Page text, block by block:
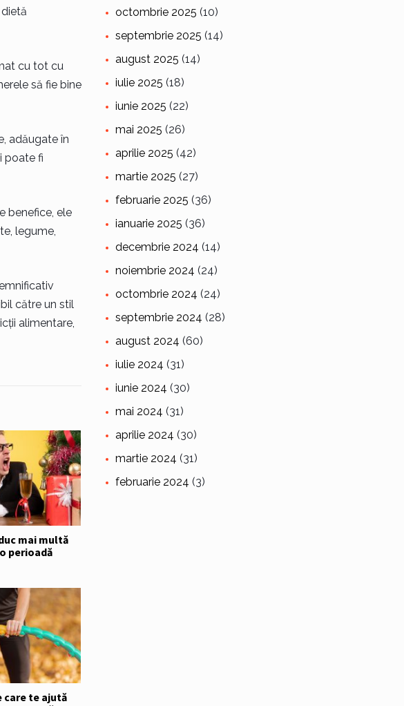
cu tot cu
să fie bine
adăugate în
poate fi
benefice, ele
legume,
către un stil
alimentare,
mai multă
perioadă
te ajută
octombrie 2025 (10)
septembrie 2025 (14)
august 2025 (14)
iulie 2025 (18)
iunie 2025 (22)
mai 2025 (26)
aprilie 2025 (42)
martie 2025 (27)
februarie 2025 (36)
ianuarie 2025 (36)
decembrie 2024 (14)
noiembrie 2024 (24)
octombrie 2024 (24)
septembrie 2024 (28)
august 2024 (60)
iulie 2024 (31)
iunie 2024 (30)
mai 2024 (31)
aprilie 2024 (30)
martie 2024 (31)
februarie 2024 (3)